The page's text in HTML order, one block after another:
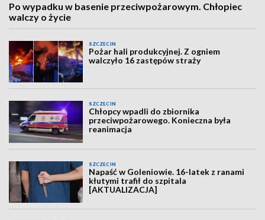
Po wypadku w basenie przeciwpożarowym. Chłopiec
walczy o życie
SZCZECIN
Pożar hali produkcyjnej. Z ogniem
walczyło 16 zastępów straży
SZCZECIN
Chłopcy wpadli do zbiornika
przeciwpożarowego. Konieczna była
reanimacja
SZCZECIN
Napaść w Goleniowie. 16-latek z ranami
kłutymi trafił do szpitala
[AKTUALIZACJA]